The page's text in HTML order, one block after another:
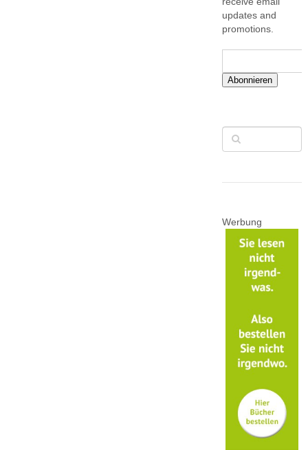
updates and
promotions.
Abonnieren
Werbung